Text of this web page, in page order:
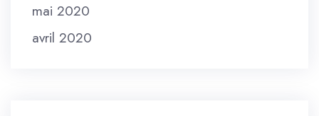
mai 2020
avril 2020